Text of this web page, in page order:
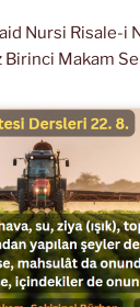
Nursi Risale-i
Makam